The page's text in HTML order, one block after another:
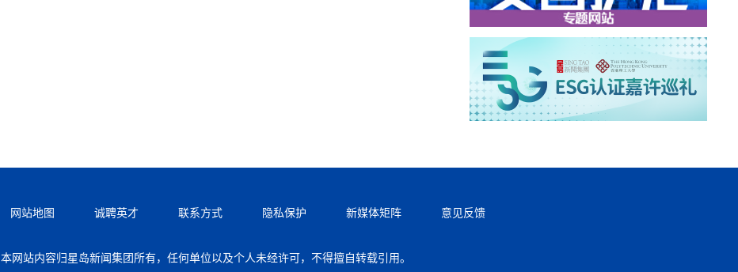
网站地图 诚聘英才 联系方式 隐私保护 新媒体矩阵 意见反馈
本网站内容归星岛新闻集团所有，任何单位以及个人未经许可，不得擅自转载引用。